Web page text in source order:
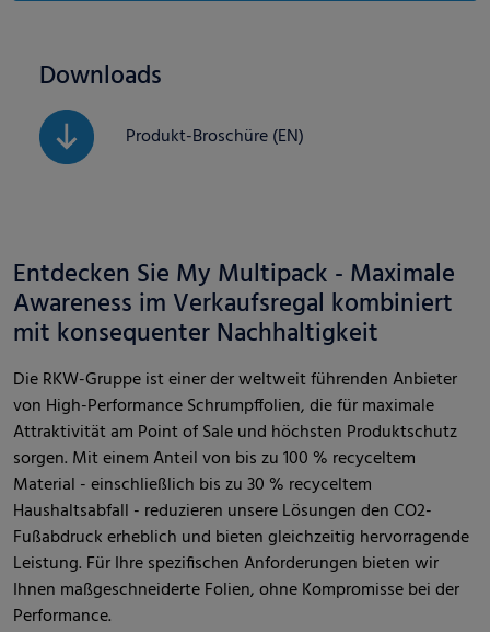
Downloads
Produkt-Broschüre (EN)
Entdecken Sie My Multipack - Maximale
Awareness im Verkaufsregal kombiniert
mit konsequenter Nachhaltigkeit
Die RKW-Gruppe ist einer der weltweit führenden Anbieter
von High-Performance Schrumpffolien, die für maximale
Attraktivität am Point of Sale und höchsten Produktschutz
sorgen. Mit einem Anteil von bis zu 100 % recyceltem
Material - einschließlich bis zu 30 % recyceltem
Haushaltsabfall - reduzieren unsere Lösungen den CO2-
Fußabdruck erheblich und bieten gleichzeitig hervorragende
Leistung. Für Ihre spezifischen Anforderungen bieten wir
Ihnen maßgeschneiderte Folien, ohne Kompromisse bei der
Performance.